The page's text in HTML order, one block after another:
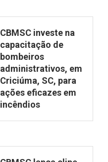
CBMSC investe na
capacitação de
bombeiros
administrativos, em
Criciúma, SC, para
ações eficazes em
incêndios